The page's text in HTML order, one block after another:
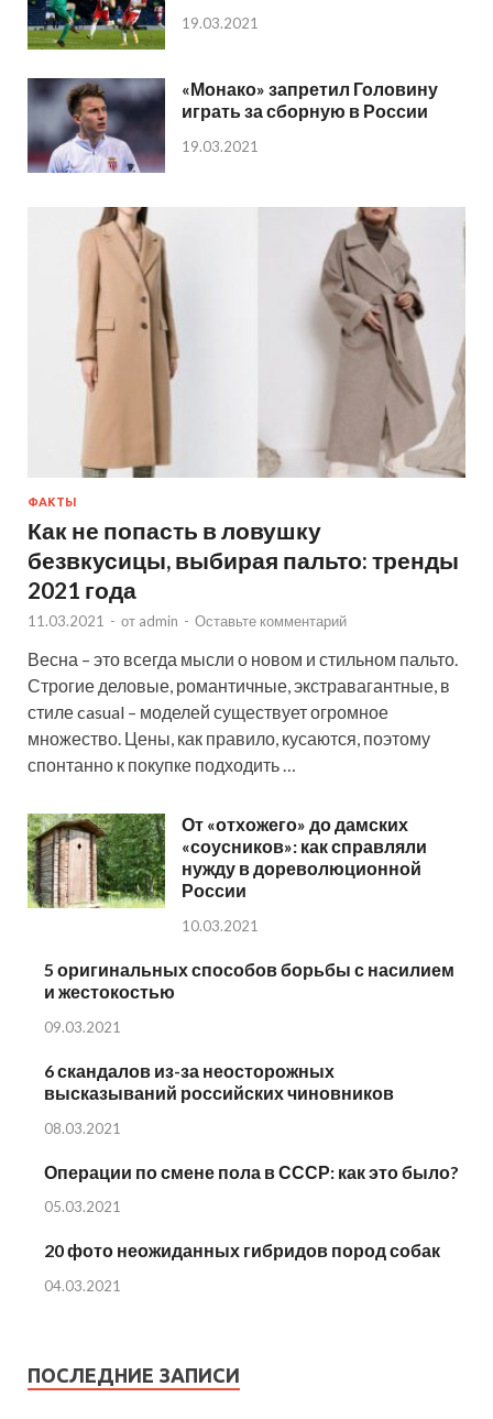
19.03.2021
«Монако» запретил Головину
играть за сборную в России
19.03.2021
ФАКТЫ
Как не попасть в ловушку
безвкусицы, выбирая пальто: тренды
2021 года
11.03.2021 - от admin - Оставьте комментарий
Весна – это всегда мысли о новом и стильном пальто.
Строгие деловые, романтичные, экстравагантные, в
стиле casual – моделей существует огромное
множество. Цены, как правило, кусаются, поэтому
спонтанно к покупке подходить …
От «отхожего» до дамских
«соусников»: как справляли
нужду в дореволюционной
России
10.03.2021
5 оригинальных способов борьбы с насилием
и жестокостью
09.03.2021
6 скандалов из-за неосторожных
высказываний российских чиновников
08.03.2021
Операции по смене пола в СССР: как это было?
05.03.2021
20 фото неожиданных гибридов пород собак
04.03.2021
ПОСЛЕДНИЕ ЗАПИСИ